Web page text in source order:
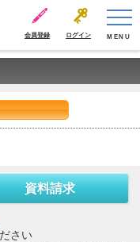
会員登録 ログイン MENU
資料請求
さい